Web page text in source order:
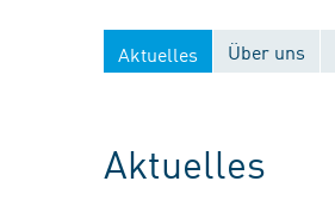
Aktuelles Über uns
Aktuelles